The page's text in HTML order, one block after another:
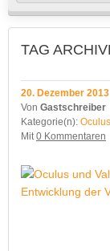
TAG
20. Dezember 2013
Von Gastschreiber
Kategorie(n):
Mit0 Kommentaren